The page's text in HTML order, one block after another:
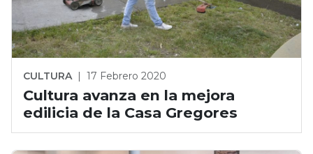
CULTURA | 17 Febrero 2020
Cultura avanza en la mejora
edilicia de la Casa Gregores